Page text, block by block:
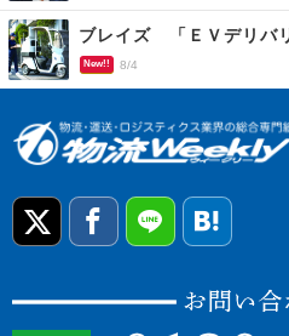
ブレイズ 「ＥＶデリバ
New!! 8/4